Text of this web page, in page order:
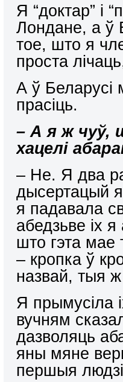
Я “доктар” і
Лондане, а ў
тое, што я
проста
А ў Беларусі
прасіць.
– А я ж чуў,
хацелі
– Не. Я два
дысертацый
я падавала
абедзьве іх
што гэта мае
– кропка ў
назвай, тыя
Я прымусіла
вучням
дазволяць
яны мяне
першыя